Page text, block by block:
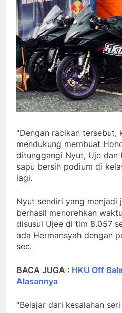
“Dengan racikan tersebut,
mendukung membuat
ditunggangi Nyut, Uje dan
sapu bersih podium di
lagi.
Nyut sendiri yang menjadi
berhasil menorehkan
disusul Ujee di tim 8.057
ada Hermansyah dengan
sec.
BACA JUGA : HKU Off
Alasannya
“Belajar dari kesalahan